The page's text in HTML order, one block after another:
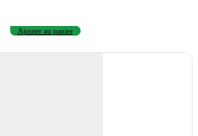
Ajouter au panier